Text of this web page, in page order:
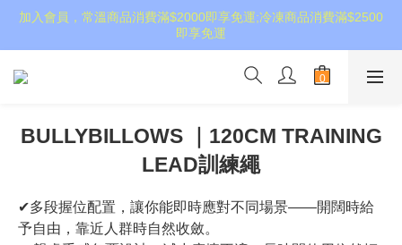
加入會員，常溫商品消費滿$2000即享免運;冷凍商品消費滿$2500
即享免運
BULLYBILLOWS ｜120CM TRAINING
LEAD訓練繩
✔多段握位配置，讓你能即時應對不同場景——開闊時給
予自由，靠近人群時自然收斂。